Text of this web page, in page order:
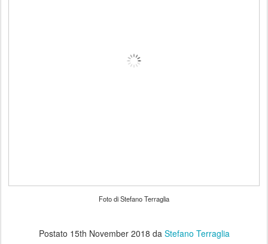
Foto di Stefano Terraglia
Postato 15th November 2018 da Stefano Terraglia